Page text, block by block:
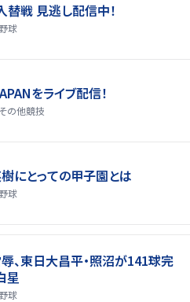
戦 見逃し配信中！
野球
をライブ配信！
その他競技
にとっての甲子園とは
野球
、東日大昌平・照沼が141球完
星
野球